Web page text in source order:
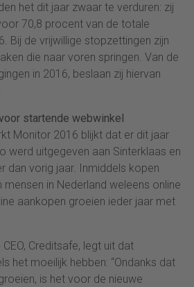
het dit jaar zwaar te verduren: zij
70,8 procent van de totale
Bij de vrijwillige stopzettingen zijn
die naar voren springen. Van de
in 2016, beslaan zij hiervan
startende webwinkel
Monitor 2016 blijkt dat er dit jaar
werd uitgegeven aan Sinterklaas en
dan vorig jaar. Inmiddels kopen
in Nederland weleens online
aankopen groeien ieder jaar met
Creditsafe, legt uit dat
het moeilijk hebben: “Ondanks dat
is het voor de nieuwe